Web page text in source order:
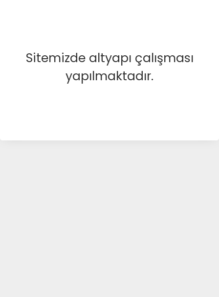
Sitemizde altyapı çalışması
yapılmaktadır.